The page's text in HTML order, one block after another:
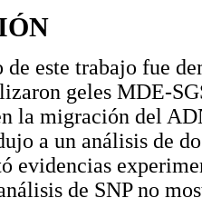
de este trabajo fue
geles MDE-
la migración del
a un análisis de
evidencias
de SNP no